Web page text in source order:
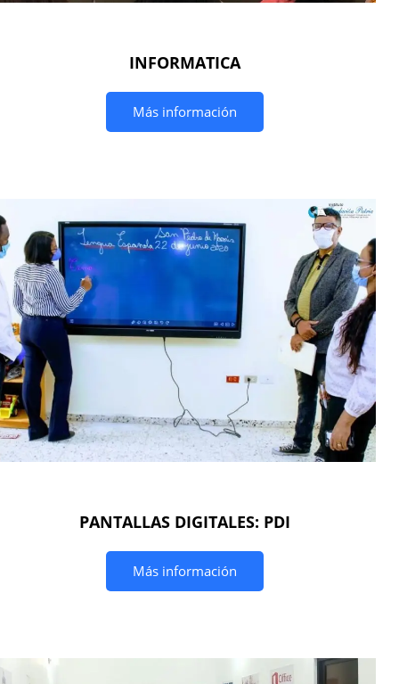
INFORMATICA
Más información
PANTALLAS DIGITALES: PDI
Más información